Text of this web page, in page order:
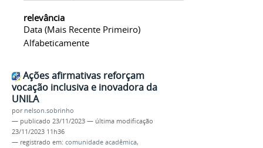
relevância
Data (mais Recente Primeiro)
Alfabeticamente
Ações afirmativas reforçam
vocação inclusiva e inovadora da
UNILA
por nelson.sobrinho
— publicado 23/11/2023 — última modificação
23/11/2023 11h36
— registrado em: comunidade acadêmica,